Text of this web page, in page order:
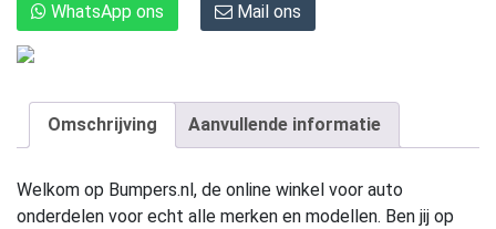
WhatsApp ons Mail ons
Omschrijving Aanvullende informatie
Welkom op Bumpers.nl, de online winkel voor auto
onderdelen voor echt alle merken en modellen. Ben jij op